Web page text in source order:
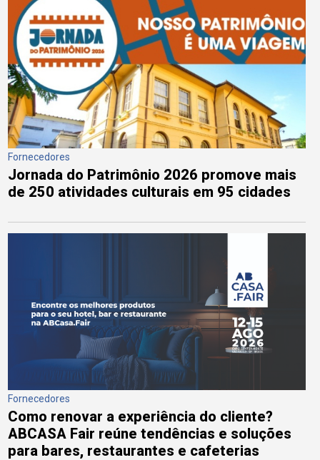
Fornecedores
Jornada do Patrimônio 2026 promove mais
de 250 atividades culturais em 95 cidades
Fornecedores
Como renovar a experiência do cliente?
ABCASA Fair reúne tendências e soluções
para bares, restaurantes e cafeterias